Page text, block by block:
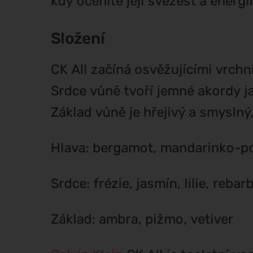
Složení
CK All začíná osvěžujícími
Srdce vůně tvoří jemné akordy
Základ vůně je hřejivý a
Hlava: bergamot, mandarinko-
Srdce: frézie, jasmín, lilie,
Základ: ambra, pižmo, vetiver